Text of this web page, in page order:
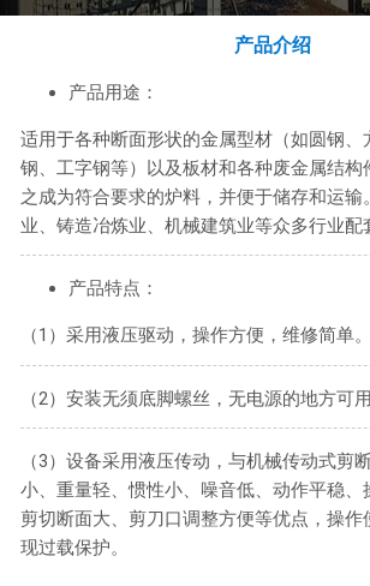
产品介绍
产品用途：
适用于各种断面形状的金属型材（如圆钢、
钢、工字钢等）以及板材和各种废金属结构
之成为符合要求的炉料，并便于储存和运输
业、铸造冶炼业、机械建筑业等众多行业配
产品特点：
（1）采用液压驱动，操作方便，维修简单。
（2）安装无须底脚螺丝，无电源的地方可
（3）设备采用液压传动，与机械传动式剪
小、重量轻、惯性小、噪音低、动作平稳、
剪切断面大、剪刀口调整方便等优点，操作
现过载保护。